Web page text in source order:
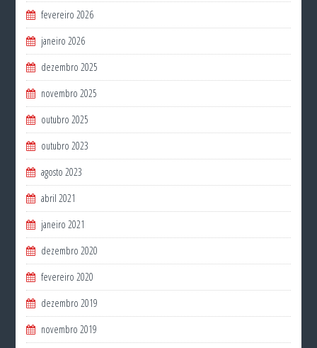
fevereiro 2026
janeiro 2026
dezembro 2025
novembro 2025
outubro 2025
outubro 2023
agosto 2023
abril 2021
janeiro 2021
dezembro 2020
fevereiro 2020
dezembro 2019
novembro 2019